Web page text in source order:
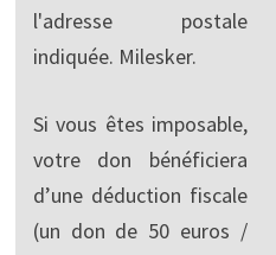
l'adresse postale
indiquée. Milesker.
Si vous êtes imposable,
votre don bénéficiera
d’une déduction fiscale
(un don de 50 euros /